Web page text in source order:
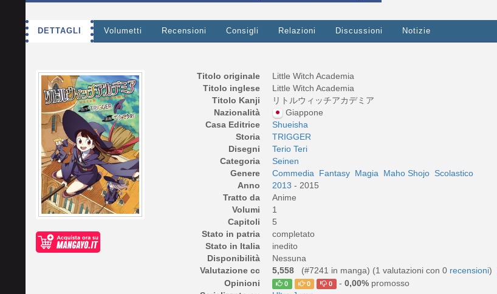
DETTAGLI Volumetti Recensioni Consigli Relazioni Discussioni Notizie
Titolo originale
Little Witch Academia
Titolo inglese
Little Witch Academia
Titolo Kanji
リトルウィッチアカデミア
Nazionalità
Giappone
Casa Editrice
Shueisha
Storia
TRIGGER
Disegni
Terio Teri
Categoria
Seinen
Genere
Commedia Fantasy Magia Maho Shojo Scolastico
Anno
2013 - 2015
Tratto da
Anime
Volumi
1
Capitoli
5
Stato in patria
completato
Stato in Italia
inedito
Disponibilità
Nessuna
Valutazione cc
5,558 (#7241 in manga) (1 valutazioni con 0 recensioni)
Opinioni
0 0 0 - 0,00%promosso